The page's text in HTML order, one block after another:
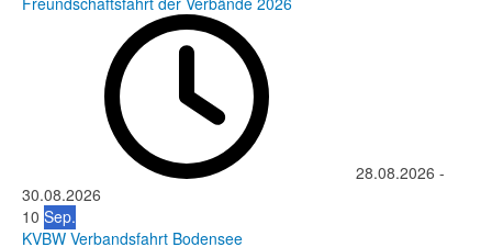
28.08.2026 -
30.08.2026
10 Sep.
KVBW Verbandsfahrt Bodensee